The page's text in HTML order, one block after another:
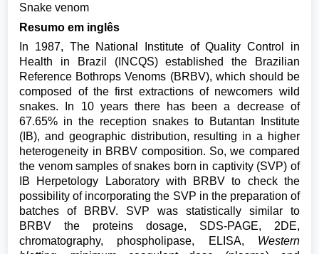
Snake venom
Resumo em inglês
In 1987, The National Institute of Quality Control in
Health in Brazil (INCQS) established the Brazilian
Reference Bothrops Venoms (BRBV), which should be
composed of the first extractions of newcomers wild
snakes. In 10 years there has been a decrease of
67.65% in the reception snakes to Butantan Institute
(IB), and geographic distribution, resulting in a higher
heterogeneity in BRBV composition. So, we compared
the venom samples of snakes born in captivity (SVP) of
IB Herpetology Laboratory with BRBV to check the
possibility of incorporating the SVP in the preparation of
batches of BRBV. SVP was statistically similar to
BRBV the proteins dosage, SDS-PAGE, 2DE,
chromatography, phospholipase, ELISA, Western